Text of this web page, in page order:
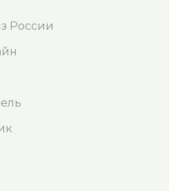
России